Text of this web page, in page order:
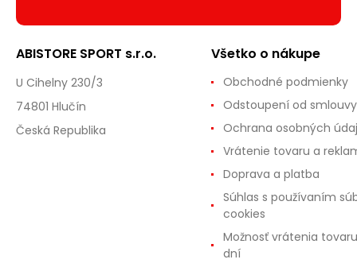
ABISTORE SPORT s.r.o.
U Cihelny 230/3
74801 Hlučín
Česká Republika
Všetko o nákupe
Obchodné podmienky
Odstoupení od smlouvy
Ochrana osobných
Vrátenie tovaru a
Doprava a platba
Súhlas s používaním
cookies
Možnosť vrátenia
dní